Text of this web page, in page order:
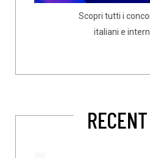
Scopri tutti i
italiani e